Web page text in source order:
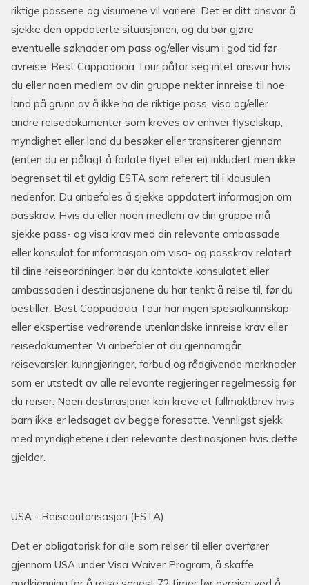
riktige passene og visumene vil variere. Det er ditt ansvar å
sjekke den oppdaterte situasjonen, og du bør gjøre
eventuelle søknader om pass og/eller visum i god tid før
avreise. Best Cappadocia Tour påtar seg intet ansvar hvis
du eller noen medlem av din gruppe nekter innreise til noe
land på grunn av å ikke ha de riktige pass, visa og/eller
andre reisedokumenter som kreves av enhver flyselskap,
myndighet eller land du besøker eller transiterer gjennom
(enten du er pålagt å forlate flyet eller ei) inkludert men ikke
begrenset til et gyldig ESTA som referert til i klausulen
nedenfor. Du anbefales å sjekke oppdatert informasjon om
passkrav. Hvis du eller noen medlem av din gruppe må
sjekke pass- og visa krav med din relevante ambassade
eller konsulat for informasjon om visa- og passkrav relatert
til dine reiseordninger, bør du kontakte konsulatet eller
ambassaden i destinasjonene du har tenkt å reise til, før du
bestiller. Best Cappadocia Tour har ingen spesialkunnskap
eller ekspertise vedrørende utenlandske innreise krav eller
reisedokumenter. Vi anbefaler at du gjennomgår
reisevarsler, kunngjøringer, forbud og rådgivende merknader
som er utstedt av alle relevante regjeringer regelmessig før
du reiser. Noen destinasjoner kan kreve et fullmaktbrev hvis
barn ikke er ledsaget av begge foresatte. Vennligst sjekk
med myndighetene i den relevante destinasjonen hvis dette
gjelder.
USA - Reiseautorisasjon (ESTA)
Det er obligatorisk for alle som reiser til eller overfører
gjennom USA under Visa Waiver Program, å skaffe